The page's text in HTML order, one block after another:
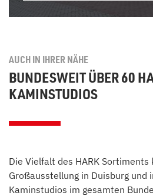
AUCH IN IHRER NÄHE
BUNDESWEIT ÜBER 60
KAMINSTUDIOS
Die Vielfalt des HARK Sortiments
Großausstellung in Duisburg
Kaminstudios im gesamten